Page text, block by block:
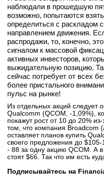
наблюдали в прошедшую
возможно, попытаются
определиться с раскладом
направлением движения.
распродажи, то, конечно,
сигналом к массовой
активных инвесторов,
выжидательную позицию.
сейчас потребует от всех
более пристального
пульс на рынке!
Из отдельных акций следует
Qualcomm (QCOM, -1,09%),
покажут рост от 10 до 20%
том, что компания Broadcom
оставляет планов купить
своего предложения до $105-
- 88 за одну акцию QCOM. А
стоят $66. Так что им есть
Подписывайтесь на